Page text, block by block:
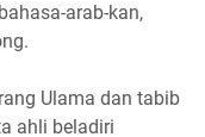
arab-kan,
Ulama dan tabib
ahli beladiri